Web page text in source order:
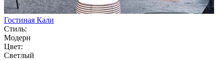
Гостиная Кали
Стиль:
Модерн
Цвет:
Светлый